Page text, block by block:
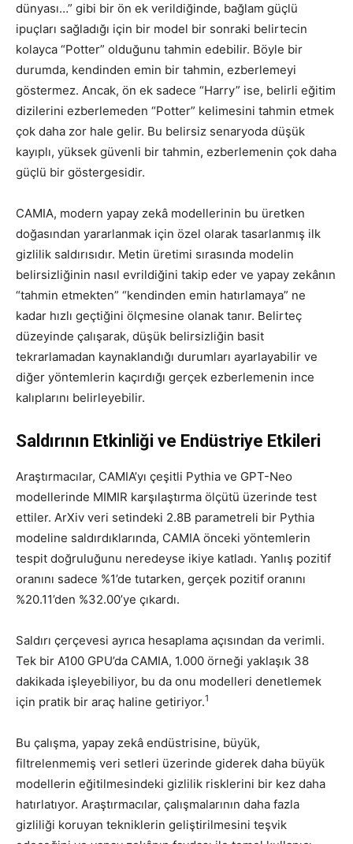
dünyası…” gibi bir ön ek verildiğinde, bağlam güçlü
ipuçları sağladığı için bir model bir sonraki belirtecin
kolayca “Potter” olduğunu tahmin edebilir. Böyle bir
durumda, kendinden emin bir tahmin, ezberlemeyi
göstermez. Ancak, ön ek sadece “Harry” ise, belirli eğitim
dizilerini ezberlemeden “Potter” kelimesini tahmin etmek
çok daha zor hale gelir. Bu belirsiz senaryoda düşük
kayıplı, yüksek güvenli bir tahmin, ezberlemenin çok daha
güçlü bir göstergesidir.
CAMIA, modern yapay zekâ modellerinin bu üretken
doğasından yararlanmak için özel olarak tasarlanmış ilk
gizlilik saldırısıdır. Metin üretimi sırasında modelin
belirsizliğinin nasıl evrildiğini takip eder ve yapay zekânın
“tahmin etmekten” “kendinden emin hatırlamaya” ne
kadar hızlı geçtiğini ölçmesine olanak tanır. Belirteç
düzeyinde çalışarak, düşük belirsizliğin basit
tekrarlamadan kaynaklandığı durumları ayarlayabilir ve
diğer yöntemlerin kaçırdığı gerçek ezberlemenin ince
kalıplarını belirleyebilir.
Saldırının Etkinliği ve Endüstriye Etkileri
Araştırmacılar, CAMIA’yı çeşitli Pythia ve GPT-Neo
modellerinde MIMIR karşılaştırma ölçütü üzerinde test
ettiler. ArXiv veri setindeki 2.8B parametreli bir Pythia
modeline saldırdıklarında, CAMIA önceki yöntemlerin
tespit doğruluğunu neredeyse ikiye katladı. Yanlış pozitif
oranını sadece %1’de tutarken, gerçek pozitif oranını
%20.11’den %32.00’ye çıkardı.
Saldırı çerçevesi ayrıca hesaplama açısından da verimli.
Tek bir A100 GPU’da CAMIA, 1.000 örneği yaklaşık 38
dakikada işleyebiliyor, bu da onu modelleri denetlemek
için pratik bir araç haline getiriyor.1
Bu çalışma, yapay zekâ endüstrisine, büyük,
filtrelenmemiş veri setleri üzerinde giderek daha büyük
modellerin eğitilmesindeki gizlilik risklerini bir kez daha
hatırlatıyor. Araştırmacılar, çalışmalarının daha fazla
gizliliği koruyan tekniklerin geliştirilmesini teşvik